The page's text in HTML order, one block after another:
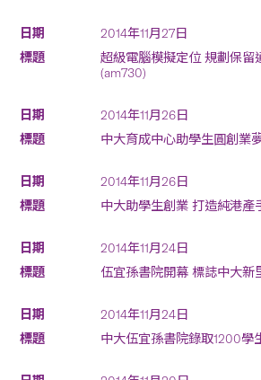
2014年11月27日
超級電腦模擬定位 規劃保留
(am730)
2014年11月26日
中大育成中心助學生圓創業
2014年11月26日
中大助學生創業 打造純港產
2014年11月24日
伍宜孫書院開幕 標誌中大新
2014年11月24日
中大伍宜孫書院錄取1200學